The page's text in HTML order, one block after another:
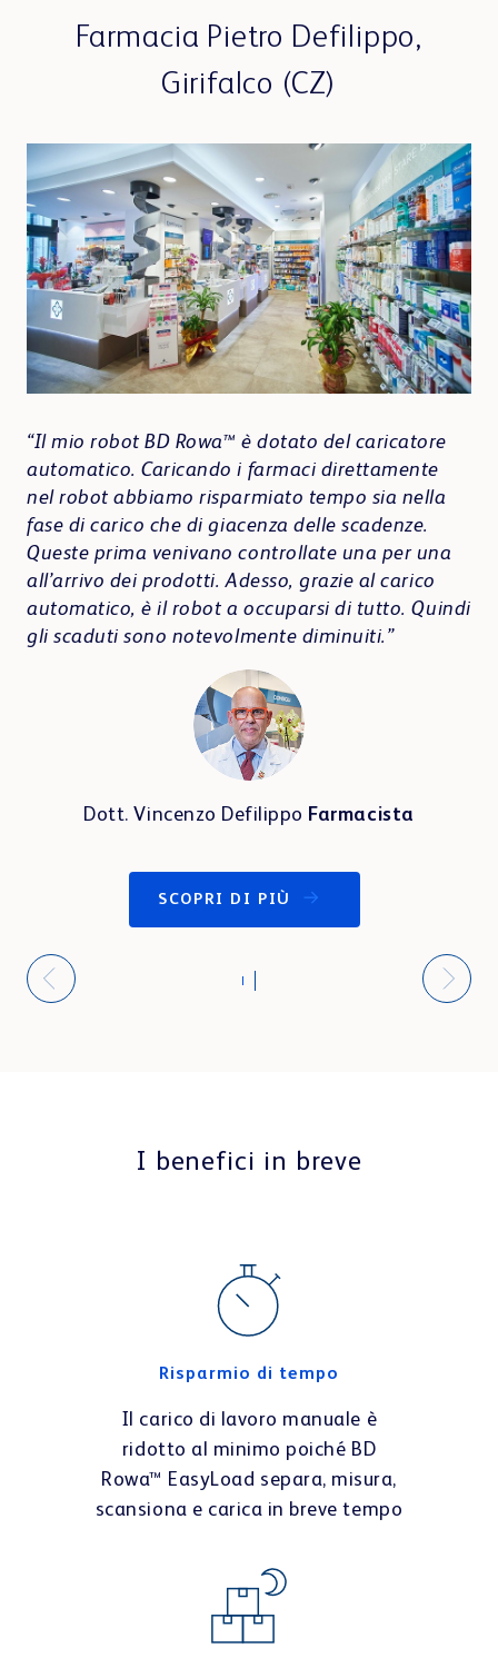
Farmacia Pietro Defilippo,
Girifalco (CZ)
“Il mio robot BD Rowa™ è dotato del caricatore
automatico. Caricando i farmaci direttamente
nel robot abbiamo risparmiato tempo sia nella
fase di carico che di giacenza delle scadenze.
Queste prima venivano controllate una per una
all’arrivo dei prodotti. Adesso, grazie al carico
automatico, è il robot a occuparsi di tutto. Quindi
gli scaduti sono notevolmente diminuiti.”
Dott. Vincenzo Defilippo Farmacista
SCOPRI DI PIÙ
I benefici in breve
Risparmio di tempo
Il carico di lavoro manuale è
ridotto al minimo poiché BD
Rowa™ EasyLoad separa, misura,
scansiona e carica in breve tempo